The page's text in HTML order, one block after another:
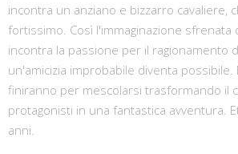
incontra un anziano e bizzarro cavaliere,
fortissimo. Così l'immaginazione sfrenata
incontra la passione per il ragionamento
un'amicizia improbabile diventa
finiranno per mescolarsi trasformando il
protagonisti in una fantastica avventura.
anni.